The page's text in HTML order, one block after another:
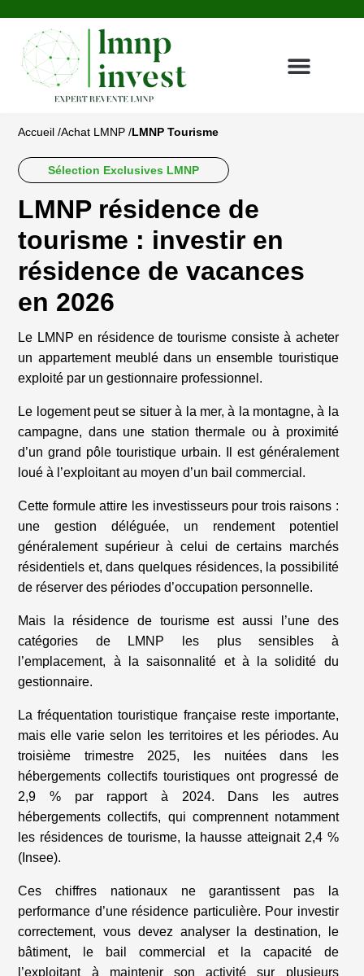
Accueil /Achat LMNP /LMNP Tourisme
Sélection Exclusives LMNP
LMNP résidence de
tourisme : investir en
résidence de vacances
en 2026
Le LMNP en résidence de tourisme consiste à acheter
un appartement meublé dans un ensemble touristique
exploité par un gestionnaire professionnel.
Le logement peut se situer à la mer, à la montagne, à la
campagne, dans une station thermale ou à proximité
d’un grand pôle touristique urbain. Il est généralement
loué à l’exploitant au moyen d’un bail commercial.
Cette formule attire les investisseurs pour trois raisons :
une gestion déléguée, un rendement potentiel
généralement supérieur à celui de certains marchés
résidentiels et, dans quelques résidences, la possibilité
de réserver des périodes d’occupation personnelle.
Mais la résidence de tourisme est aussi l’une des
catégories de LMNP les plus sensibles à
l’emplacement, à la saisonnalité et à la solidité du
gestionnaire.
La fréquentation touristique française reste importante,
mais elle varie selon les territoires et les périodes. Au
troisième trimestre 2025, les nuitées dans les
hébergements collectifs touristiques ont progressé de
2,9 % par rapport à 2024. Dans les autres
hébergements collectifs, qui comprennent notamment
les résidences de tourisme, la hausse atteignait 2,4 %
(Insee).
Ces chiffres nationaux ne garantissent pas la
performance d’une résidence particulière. Pour investir
correctement, vous devez analyser la destination, le
bâtiment, le bail commercial et la capacité de
l’exploitant à maintenir son activité sur plusieurs